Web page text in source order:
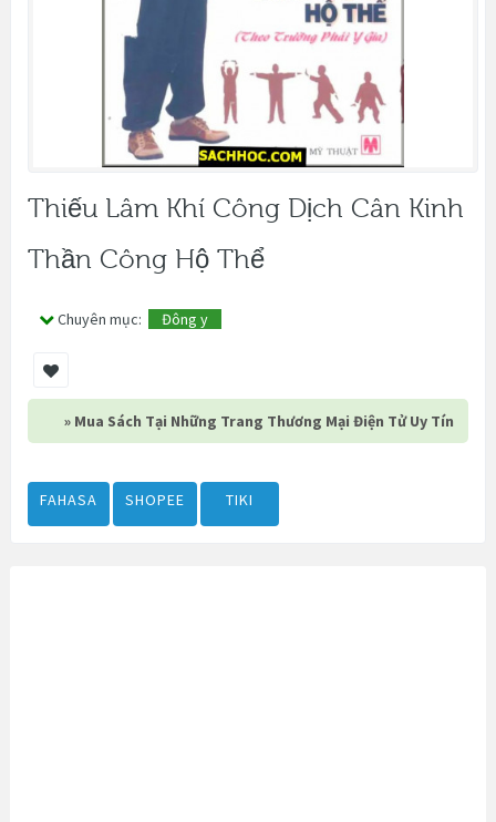
Thiếu Lâm Khí Công Dịch Cân Kinh
Thần Công Hộ Thể
Chuyên mục: Đông y
» Mua Sách Tại Những Trang Thương Mại Điện Tử Uy Tín
FAHASA SHOPEE TIKI